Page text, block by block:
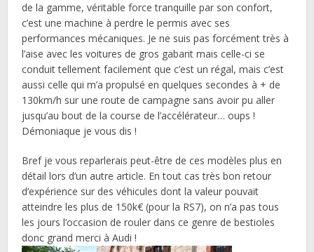
de la gamme, véritable force tranquille par son confort,
c’est une machine à perdre le permis avec ses
performances mécaniques. Je ne suis pas forcément très à
l’aise avec les voitures de gros gabarit mais celle-ci se
conduit tellement facilement que c’est un régal, mais c’est
aussi celle qui m’a propulsé en quelques secondes à + de
130km/h sur une route de campagne sans avoir pu aller
jusqu’au bout de la course de l’accélérateur… oups !
Démoniaque je vous dis !
Bref je vous reparlerais peut-être de ces modèles plus en
détail lors d’un autre article. En tout cas très bon retour
d’expérience sur des véhicules dont la valeur pouvait
atteindre les plus de 150k€ (pour la RS7), on n’a pas tous
les jours l’occasion de rouler dans ce genre de bestioles
donc grand merci à Audi !